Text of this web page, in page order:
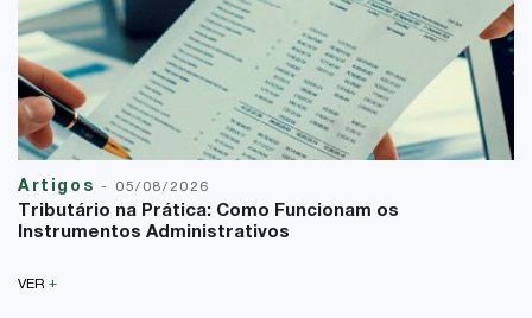
Artigos - 05/08/2026
Tributário na Prática: Como Funcionam os
Instrumentos Administrativos
VER +